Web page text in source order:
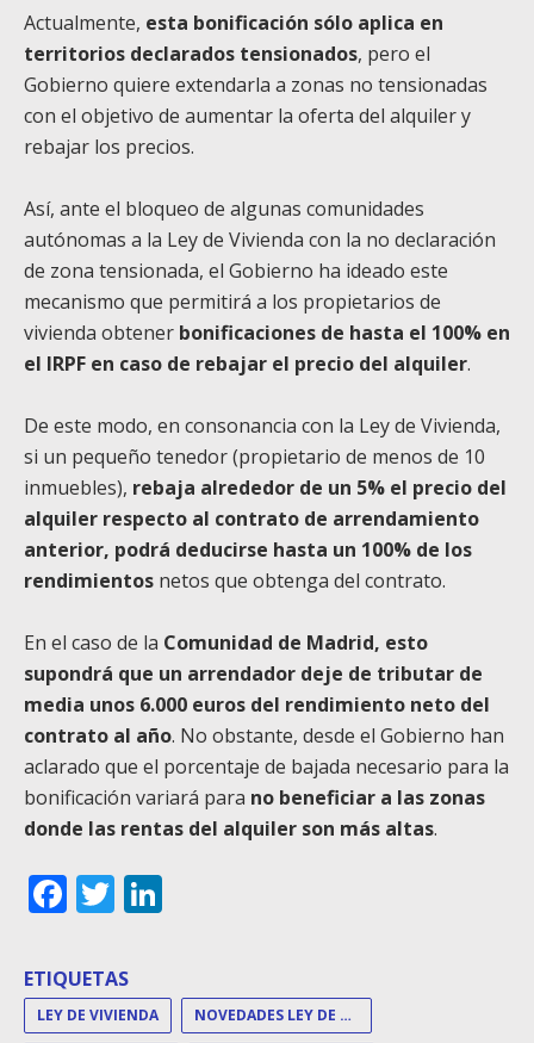
Actualmente, esta bonificación sólo aplica en
territorios declarados tensionados, pero el
Gobierno quiere extendarla a zonas no tensionadas
con el objetivo de aumentar la oferta del alquiler y
rebajar los precios.
Así, ante el bloqueo de algunas comunidades
autónomas a la Ley de Vivienda con la no declaración
de zona tensionada, el Gobierno ha ideado este
mecanismo que permitirá a los propietarios de
vivienda obtener bonificaciones de hasta el 100% en
el IRPF en caso de rebajar el precio del alquiler.
De este modo, en consonancia con la Ley de Vivienda,
si un pequeño tenedor (propietario de menos de 10
inmuebles), rebaja alrededor de un 5% el precio del
alquiler respecto al contrato de arrendamiento
anterior, podrá deducirse hasta un 100% de los
rendimientos netos que obtenga del contrato.
En el caso de la Comunidad de Madrid, esto
supondrá que un arrendador deje de tributar de
media unos 6.000 euros del rendimiento neto del
contrato al año. No obstante, desde el Gobierno han
aclarado que el porcentaje de bajada necesario para la
bonificación variará para no beneficiar a las zonas
donde las rentas del alquiler son más altas.
Facebook
Twitter
ETIQUETAS
LEY DE VIVIENDA NOVEDADES LEY DE VIVIENDA